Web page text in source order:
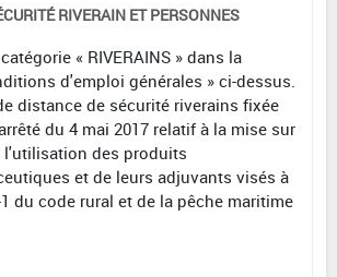
RIVERAIN ET PERSONNES
« RIVERAINS » dans la
d'emploi générales » ci-dessus.
distance de sécurité riverains fixée
du 4 mai 2017 relatif à la mise sur
l'utilisation des produits
et de leurs adjuvants visés à
du code rural et de la pêche maritime